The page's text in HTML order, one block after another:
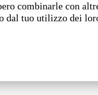
combinarle con
dal tuo utilizzo dei
sostenibile e